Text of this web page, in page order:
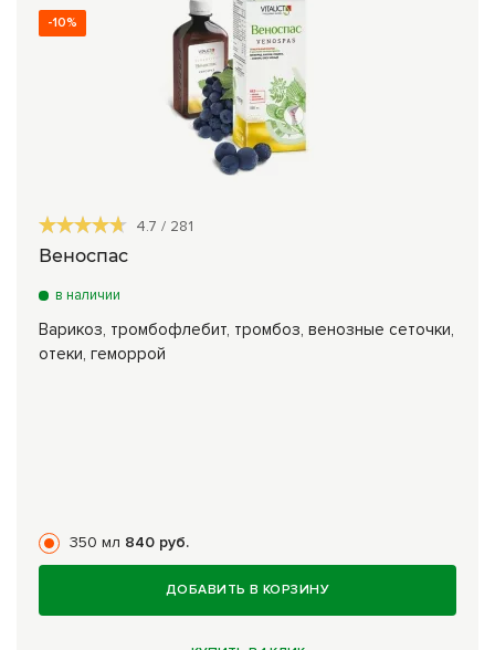
-10%
4.7 / 281
Веноспас
в наличии
Варикоз, тромбофлебит, тромбоз, венозные сеточки,
отеки, геморрой
350 мл 840 руб.
ДОБАВИТЬ В КОРЗИНУ